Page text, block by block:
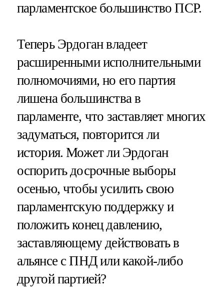
парламентское большинство ПСР.
Теперь Эрдоган владеет
расширенными исполнительными
полномочиями, но его партия
лишена большинства в
парламенте, что заставляет многих
задуматься, повторится ли
история. Может ли Эрдоган
оспорить досрочные выборы
осенью, чтобы усилить свою
парламентскую поддержку и
положить конец давлению,
заставляющему действовать в
альянсе с ПНД или какой-либо
другой партией?